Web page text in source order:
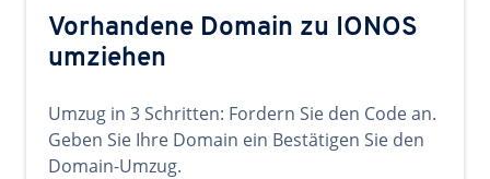
Vorhandene Domain zu IONOS
umziehen
Umzug in 3 Schritten: Fordern Sie den Code an.
Geben Sie Ihre Domain ein Bestätigen Sie den
Domain-Umzug.